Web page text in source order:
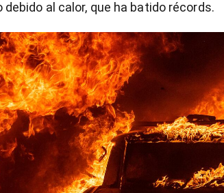
al calor, que ha batido récords.